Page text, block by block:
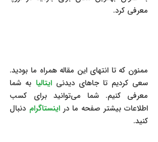
معرفی کرد.
ممنون که تا انتهای این مقاله همراه ما بودید.
سعی کردیم تا جاهای دیدنیایتالیا به شما
معرفی کنیم. شما می‌توانید برای کسب
اطلاعات بیشتر صفحه ما دراینستاگرام دنبال
کنید.